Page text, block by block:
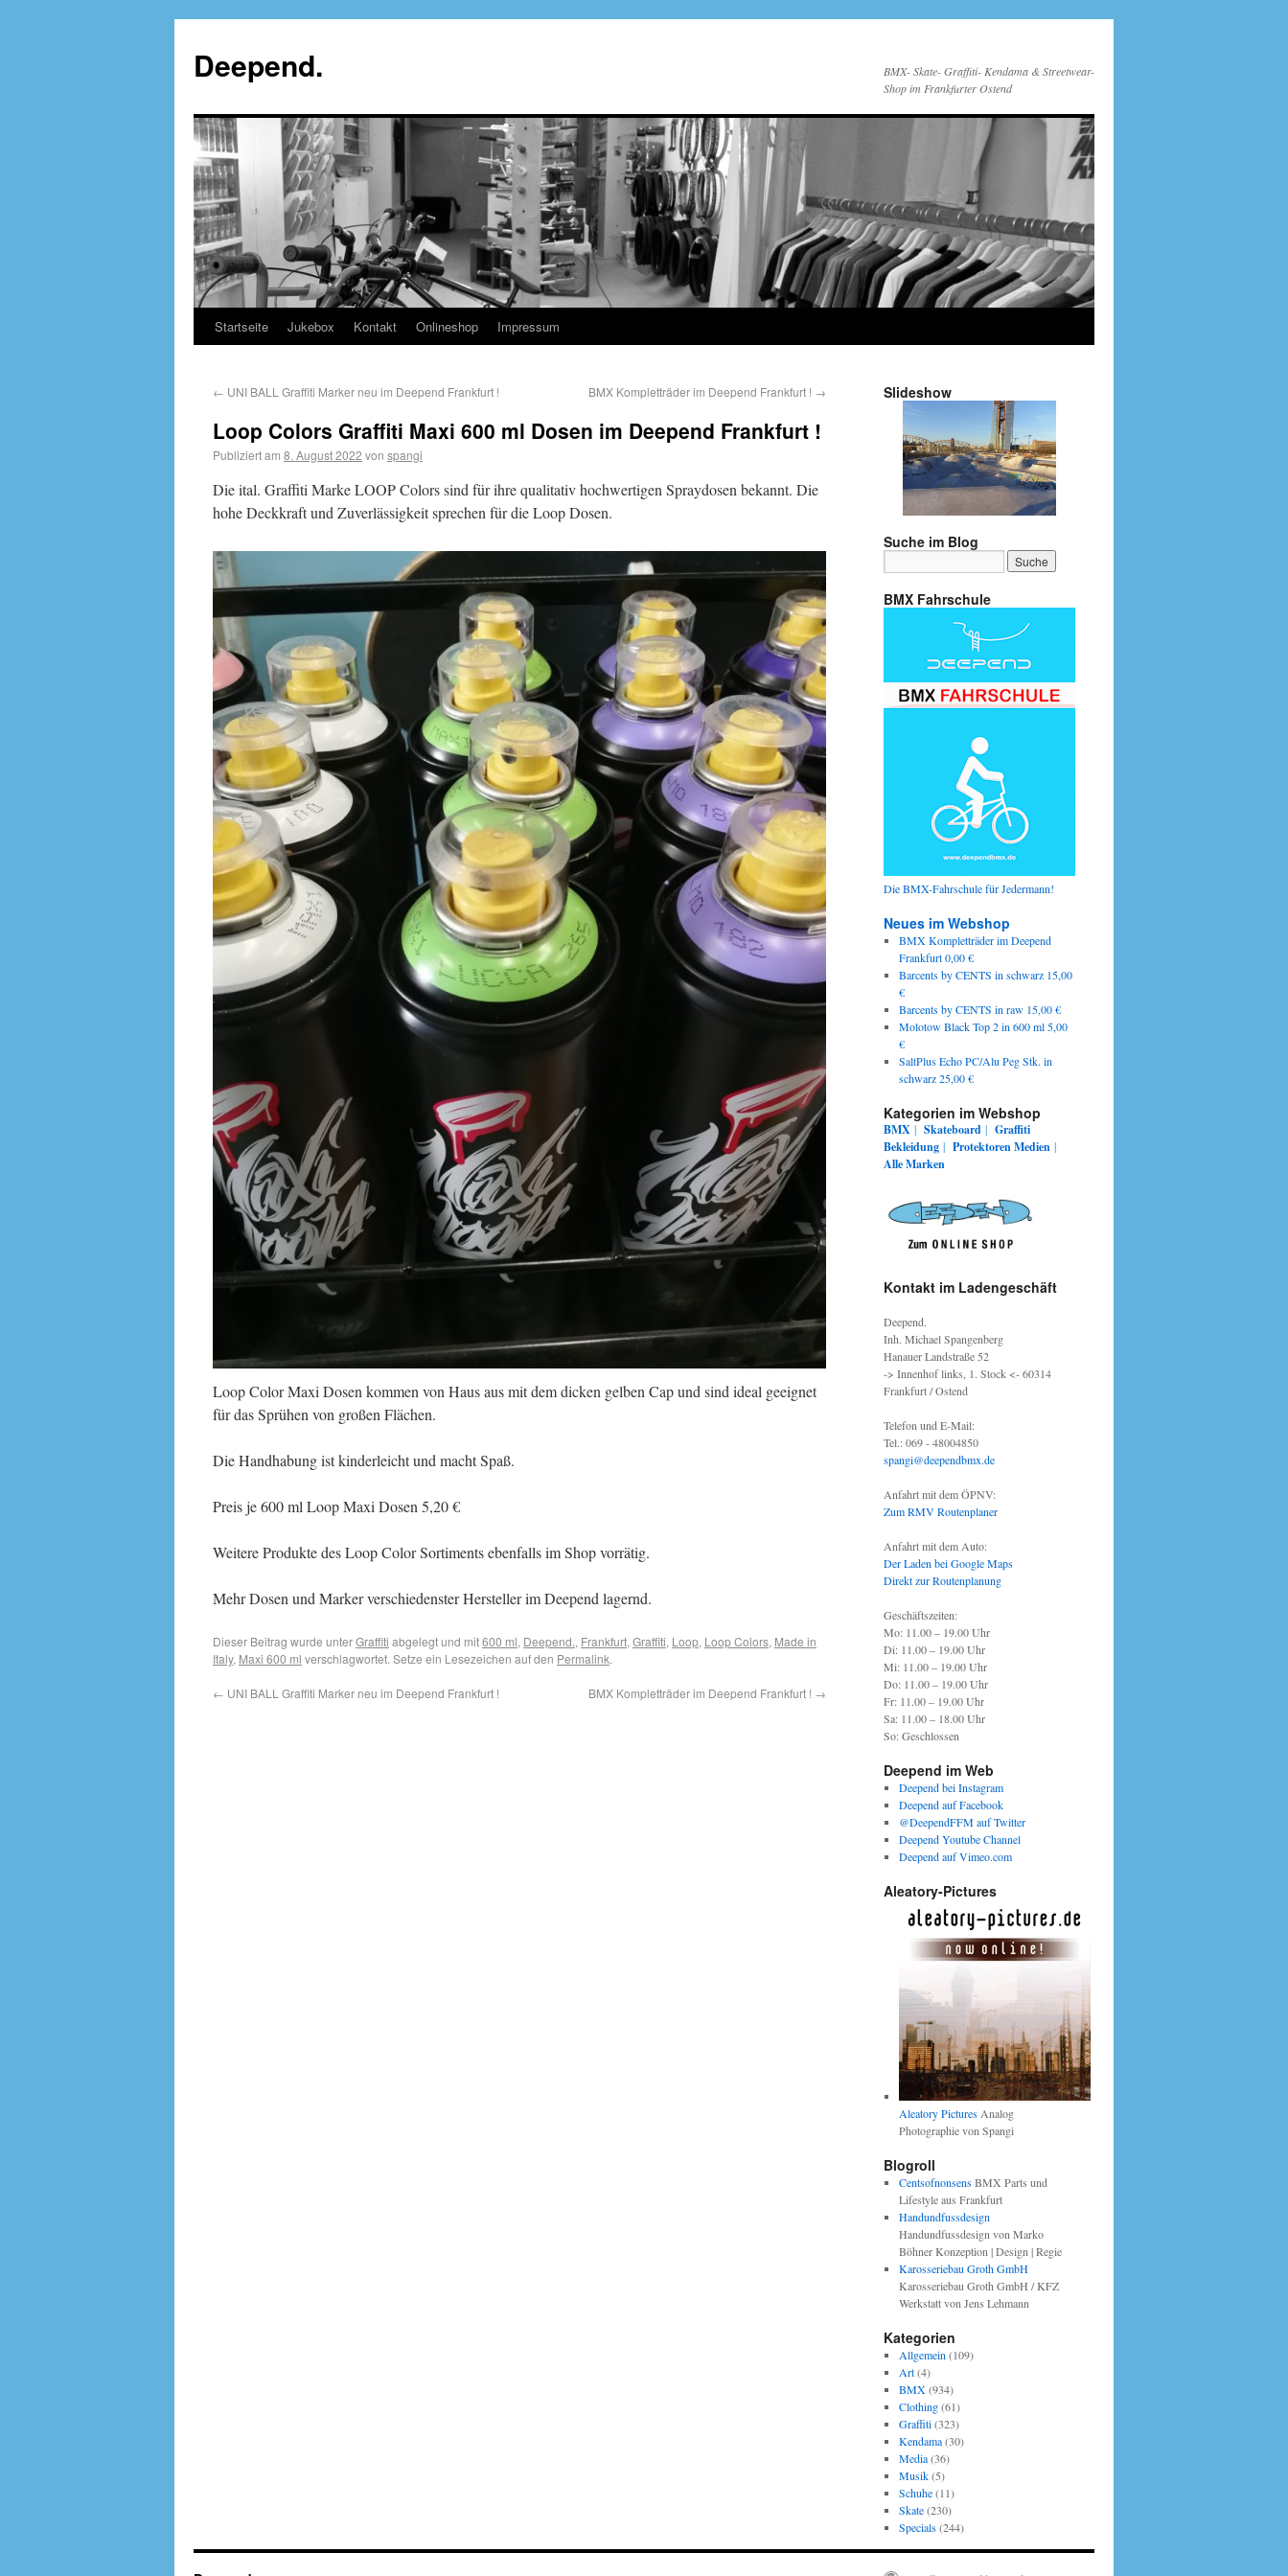
Deepend.
BMX- Skate- Graffiti- Kendama & Streetwear-
Shop im Frankfurter Ostend
Startseite Jukebox Kontakt Onlineshop Impressum
← UNI BALL Graffiti Marker neu im Deepend Frankfurt ! BMX Kompletträder im Deepend Frankfurt ! →
Loop Colors Graffiti Maxi 600 ml Dosen im Deepend Frankfurt !
Publiziert am 8. August 2022 von spangi
Die ital. Graffiti Marke LOOP Colors sind für ihre qualitativ hochwertigen Spraydosen bekannt. Die
hohe Deckkraft und Zuverlässigkeit sprechen für die Loop Dosen.
Loop Color Maxi Dosen kommen von Haus aus mit dem dicken gelben Cap und sind ideal geeignet
für das Sprühen von großen Flächen.
Die Handhabung ist kinderleicht und macht Spaß.
Preis je 600 ml Loop Maxi Dosen 5,20 €
Weitere Produkte des Loop Color Sortiments ebenfalls im Shop vorrätig.
Mehr Dosen und Marker verschiedenster Hersteller im Deepend lagernd.
Dieser Beitrag wurde unterGraffiti abgelegt und mit600 ml, Deepend., Frankfurt, Graffiti, Loop, Loop Colors, Made in
Italy, Maxi 600 ml verschlagwortet. Setze ein Lesezeichen auf den Permalink.
← UNI BALL Graffiti Marker neu im Deepend Frankfurt ! BMX Kompletträder im Deepend Frankfurt ! →
Slideshow
Suche im Blog
BMX Fahrschule
Die BMX-Fahrschule für Jedermann!
Neues im Webshop
BMX Kompletträder im Deepend
Frankfurt 0,00 €
Barcents by CENTS in schwarz 15,00
€
Barcents by CENTS in raw 15,00 €
Molotow Black Top 2 in 600 ml 5,00
€
SaltPlus Echo PC/Alu Peg Stk. in
schwarz 25,00 €
Kategorien im Webshop
BMX | Skateboard | Graffiti
Bekleidung | ProtektorenMedien |
Alle Marken
Kontakt im Ladengeschäft
Deepend.
Inh. Michael Spangenberg
Hanauer Landstraße 52
-> Innenhof links, 1. Stock <- 60314
Frankfurt / Ostend
Telefon und E-Mail:
Tel.: 069 - 48004850
spangi@deependbmx.de
Anfahrt mit dem ÖPNV:
Zum RMV Routenplaner
Anfahrt mit dem Auto:
Der Laden bei Google Maps
Direkt zur Routenplanung
Geschäftszeiten:
Mo: 11.00 – 19.00 Uhr
Di: 11.00 – 19.00 Uhr
Mi: 11.00 – 19.00 Uhr
Do: 11.00 – 19.00 Uhr
Fr: 11.00 – 19.00 Uhr
Sa: 11.00 – 18.00 Uhr
So: Geschlossen
Deepend im Web
Deepend bei Instagram
Deepend auf Facebook
@DeependFFM auf Twitter
Deepend Youtube Channel
Deepend auf Vimeo.com
Aleatory-Pictures
Aleatory PicturesAnalog
Photographie von Spangi
Blogroll
CentsofnonsensBMX Parts und
Lifestyle aus Frankfurt
Handundfussdesign
Handundfussdesign von Marko
Böhner Konzeption | Design | Regie
Karosseriebau Groth GmbH
Karosseriebau Groth GmbH / KFZ
Werkstatt von Jens Lehmann
Kategorien
Allgemein (109)
Art(4)
BMX(934)
Clothing(61)
Graffiti(323)
Kendama(30)
Media(36)
Musik(5)
Schuhe(11)
Skate(230)
Specials(244)